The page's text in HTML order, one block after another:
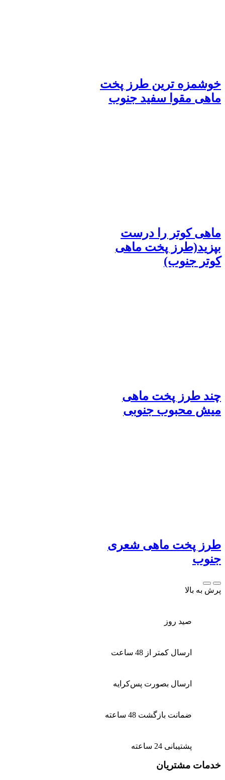
خوشمزه ترین طرز پخت
ماهی مقوا سفید جنوب
ماهی کوتر را درست
بپزید(طرز پخت ماهی
کوتر جنوب)
چند طرز پخت ماهی
میش محبوب جنوبی
طرز پخت ماهی شعری
جنوب
پرش به بالا
صید روز
ارسال کمتر از 48 ساعت
ارسال بصورت پس‌کرایه
ضمانت بازگشت 48 ساعته
پشتیبانی 24 ساعته
خدمات مشتریان